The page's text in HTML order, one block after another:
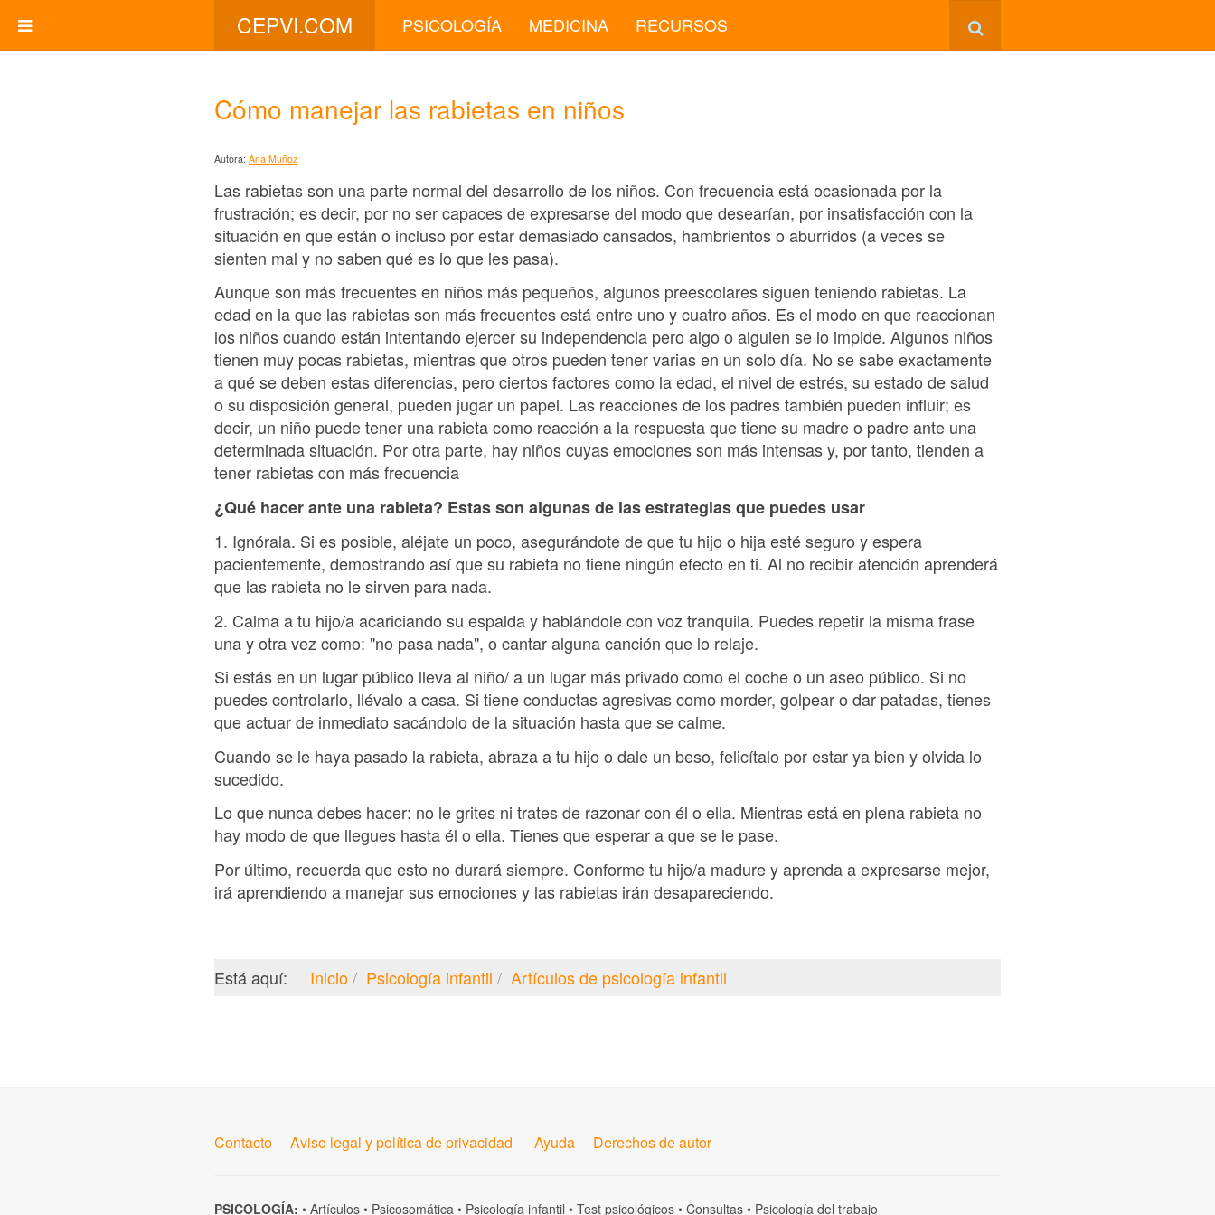
CEPVI.COM PSICOLOGÍA MEDICINA RECURSOS
Cómo manejar las rabietas en niños
Autora: Ana Muñoz
Las rabietas son una parte normal del desarrollo de los niños. Con frecuencia está ocasionada por la
frustración; es decir, por no ser capaces de expresarse del modo que desearían, por insatisfacción con la
situación en que están o incluso por estar demasiado cansados, hambrientos o aburridos (a veces se
sienten mal y no saben qué es lo que les pasa).
Aunque son más frecuentes en niños más pequeños, algunos preescolares siguen teniendo rabietas. La
edad en la que las rabietas son más frecuentes está entre uno y cuatro años. Es el modo en que reaccionan
los niños cuando están intentando ejercer su independencia pero algo o alguien se lo impide. Algunos niños
tienen muy pocas rabietas, mientras que otros pueden tener varias en un solo día. No se sabe exactamente
a qué se deben estas diferencias, pero ciertos factores como la edad, el nivel de estrés, su estado de salud
o su disposición general, pueden jugar un papel. Las reacciones de los padres también pueden influir; es
decir, un niño puede tener una rabieta como reacción a la respuesta que tiene su madre o padre ante una
determinada situación. Por otra parte, hay niños cuyas emociones son más intensas y, por tanto, tienden a
tener rabietas con más frecuencia
¿Qué hacer ante una rabieta? Estas son algunas de las estrategias que puedes usar
1. Ignórala. Si es posible, aléjate un poco, asegurándote de que tu hijo o hija esté seguro y espera
pacientemente, demostrando así que su rabieta no tiene ningún efecto en ti. Al no recibir atención aprenderá
que las rabieta no le sirven para nada.
2. Calma a tu hijo/a acariciando su espalda y hablándole con voz tranquila. Puedes repetir la misma frase
una y otra vez como: "no pasa nada", o cantar alguna canción que lo relaje.
Si estás en un lugar público lleva al niño/ a un lugar más privado como el coche o un aseo público. Si no
puedes controlarlo, llévalo a casa. Si tiene conductas agresivas como morder, golpear o dar patadas, tienes
que actuar de inmediato sacándolo de la situación hasta que se calme.
Cuando se le haya pasado la rabieta, abraza a tu hijo o dale un beso, felicítalo por estar ya bien y olvida lo
sucedido.
Lo que nunca debes hacer: no le grites ni trates de razonar con él o ella. Mientras está en plena rabieta no
hay modo de que llegues hasta él o ella. Tienes que esperar a que se le pase.
Por último, recuerda que esto no durará siempre. Conforme tu hijo/a madure y aprenda a expresarse mejor,
irá aprendiendo a manejar sus emociones y las rabietas irán desapareciendo.
Está aquí: Inicio Psicología infantil Artículos de psicología infantil
Contacto Aviso legal y política de privacidad Ayuda Derechos de autor
PSICOLOGÍA: • Artículos • Psicosomática • Psicología infantil • Test psicológicos • Consultas • Psicología del trabajo